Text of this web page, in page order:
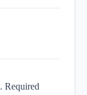
Required